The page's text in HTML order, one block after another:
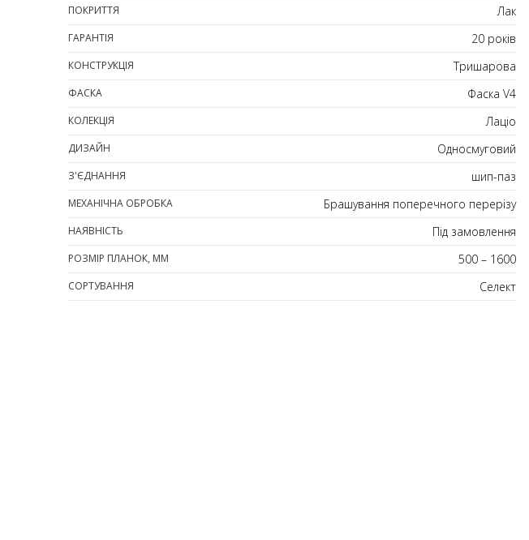
ПОКРИТТЯ Лак
ГАРАНТІЯ 20 років
КОНСТРУКЦІЯ Тришарова
ФАСКА Фаска V4
КОЛЕКЦІЯ Лаціо
ДИЗАЙН Односмуговий
З'ЄДНАННЯ шип-паз
МЕХАНІЧНА ОБРОБКА Брашування поперечного перерізу
НАЯВНІСТЬ Під замовлення
РОЗМІР ПЛАНОК, ММ 500 – 1600
СОРТУВАННЯ Селект